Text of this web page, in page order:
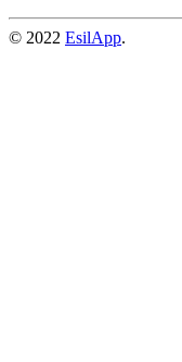
© 2022 EsilApp.